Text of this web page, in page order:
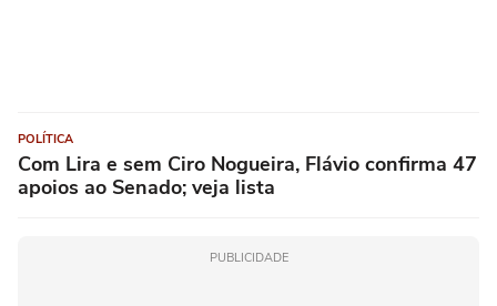
POLÍTICA
Com Lira e sem Ciro Nogueira, Flávio confirma 47
apoios ao Senado; veja lista
PUBLICIDADE